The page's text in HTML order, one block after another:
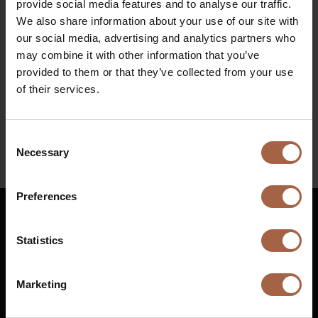
provide social media features and to analyse our traffic.
We also share information about your use of our site with
our social media, advertising and analytics partners who
may combine it with other information that you’ve
provided to them or that they’ve collected from your use
of their services.
Selection
Necessary
Preferences
Statistics
Marketing
Odeonsplatz, Munich
Wanneer
5 September 2023 – 10 September 2023
Voor meer informatie over dit event, ga naar
IAA
Linkedin
Nederlands
Vuurijzer 23